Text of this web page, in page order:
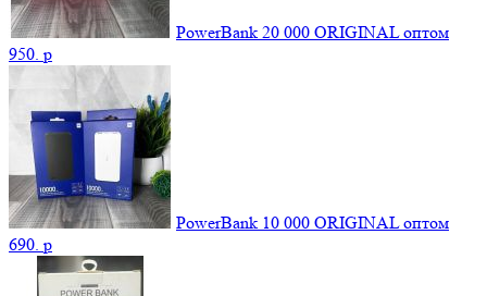
PowerBank 20 000 ORIGINAL оптом
950. p
PowerBank 10 000 ORIGINAL оптом
690. p